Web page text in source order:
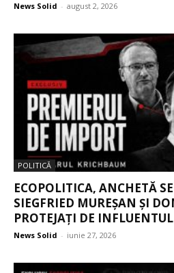
News Solid - august 2, 2026
POLITICĂ
ECOPOLITICA, ANCHETĂ
SIEGFRIED MUREȘAN ȘI
PROTEJAȚI DE
News Solid - iunie 27, 2026